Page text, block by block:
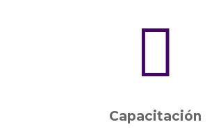

Capacitación